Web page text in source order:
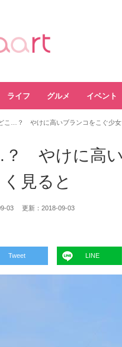
ライフ グルメ イベント
こ…？ やけに高いブランコをこぐ少女
やけに高い
く見ると
03 更新： 2018-09-03
Tweet LINE